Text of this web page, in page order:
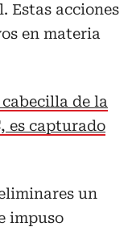
Estas acciones
en materia
cabecilla de la
es capturado
un
impuso